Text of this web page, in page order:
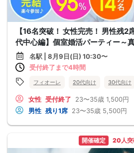
【16名突破！ 女性完売！ 男性残
代中心編】個室婚活パーティー～
名駅 | 8月9日(日) 10:30〜
受付終了まで4時間
フィオーレ 20代向け 30代向け
女性 受付終了 23〜35歳 1,500円
男性 残り1席 23〜35歳 5,500円
開催確定 20人突